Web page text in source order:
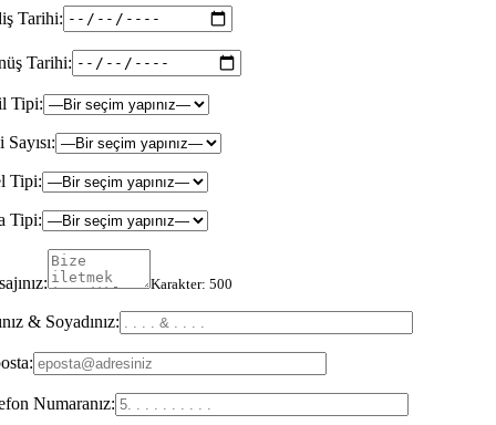
Tarihi:
Tarihi:
Tipi:
Tipi:
Tipi:
Karakter: 500
& Soyadınız:
Numaranız: